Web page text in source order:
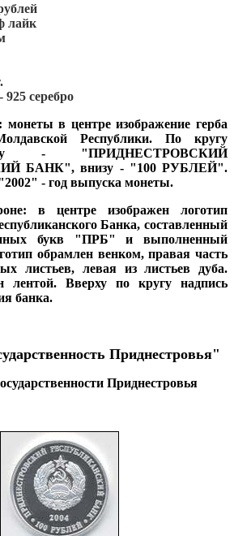
лайк
cеребро
монеты в центре изображение герба
Республики. По кругу
- "ПРИДНЕСТРОВСКИЙ
БАНК", внизу - "100 РУБЛЕЙ".
- год выпуска монеты.
в центре изображен логотип
Банка, составленный
букв "ПРБ" и выполненный
обрамлен венком, правая часть
листьев, левая из листьев дуба.
лентой. Вверху по кругу надпись
банка.
Приднестровья"
Приднестровья